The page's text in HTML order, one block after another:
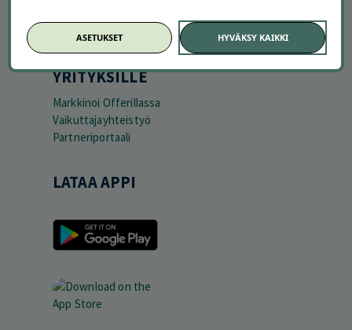
Avoimet työpaikat
Offerilla mediassa
YRITYKSILLE
Markkinoi Offerillassa
Vaikuttajayhteistyö
Partneriportaali
LATAA APPI
ASETUKSET HYVÄKSY KAIKKI